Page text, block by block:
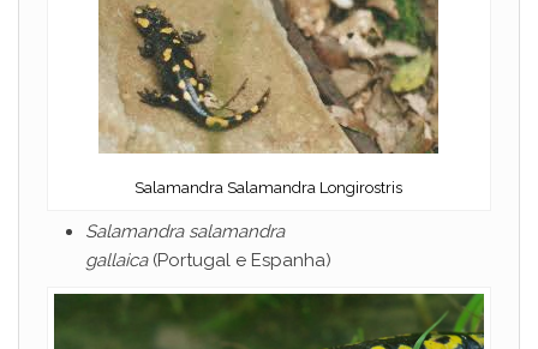
Salamandra Salamandra Longirostris
Salamandra salamandra
gallaica(Portugal e Espanha)